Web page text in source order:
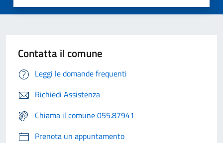
Contatta il comune
Leggi le domande frequenti
Richiedi Assistenza
Chiama il comune 055.87941
Prenota un appuntamento